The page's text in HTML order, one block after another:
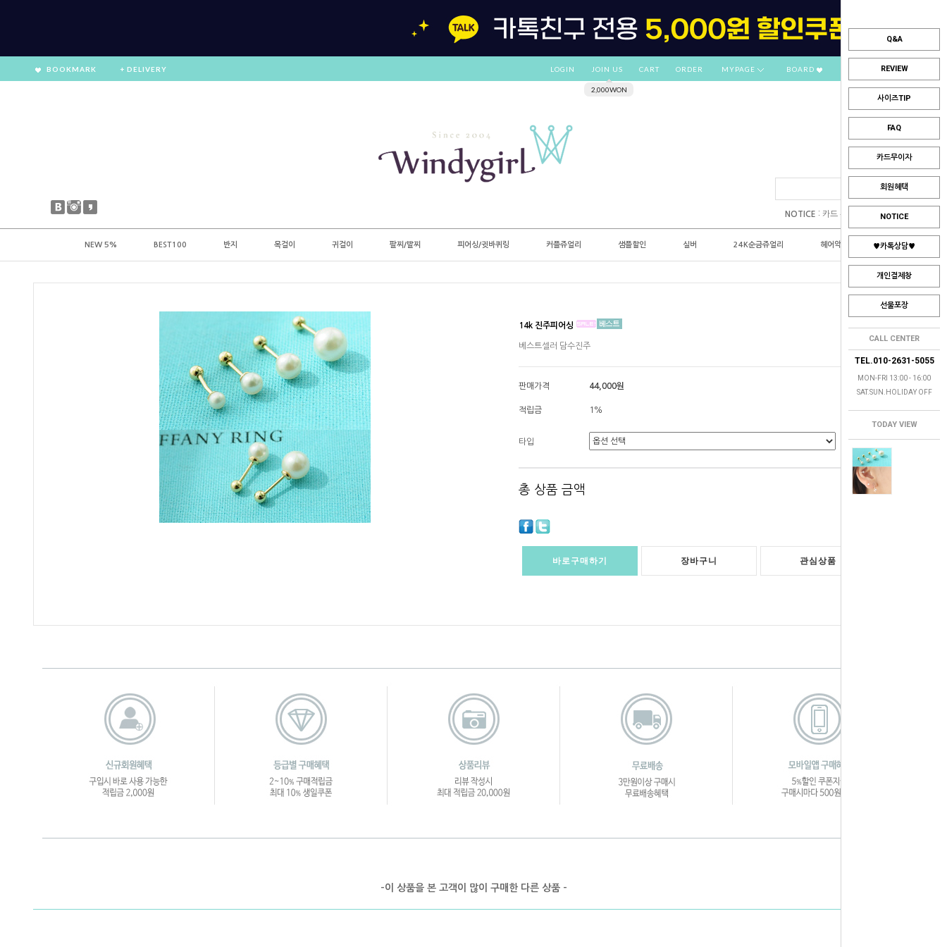
Q&A
REVIEW
사이즈TIP
FAQ
카드무이자
회원혜택
NOTICE
♥카톡상담♥
개인결제창
선물포장
CALL CENTER
TEL.010-2631-5055
MON-FRI 13:00 - 16:00
SAT.SUN.HOLIDAY OFF
TODAY VIEW
BOOKMARK + DELIVERY LOGIN JOIN US
2,000WON
CART ORDER MYPAGE BOARD
NOTICE : 카드 부분무이자 안내
NEW 5% BEST100 반지 목걸이 귀걸이 팔찌/발찌 피어싱/귓바퀴링 커플쥬얼리 샘플할인 실버 24K순금쥬얼리 헤어악세사리
14k 진주피어싱
베스트셀러 담수진주
판매가격 44,000원
적립금 1%
타입
총 상품 금액 0원
바로구매하기 장바구니 관심상품
-이 상품을 본 고객이 많이 구매한 다른 상품 -